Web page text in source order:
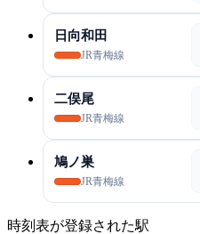
日向和田
JR青梅線
二俣尾
JR青梅線
鳩ノ巣
JR青梅線
時刻表が登録された駅